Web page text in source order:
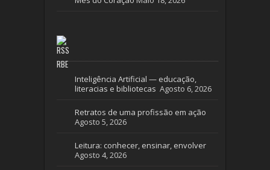
RBE
Inteligência Artificial — educação,
literacias e bibliotecas Agosto 6, 2026
Retratos de uma profissão em ação
Agosto 5, 2026
Leitura: conhecer, ensinar, envolver
Agosto 4, 2026